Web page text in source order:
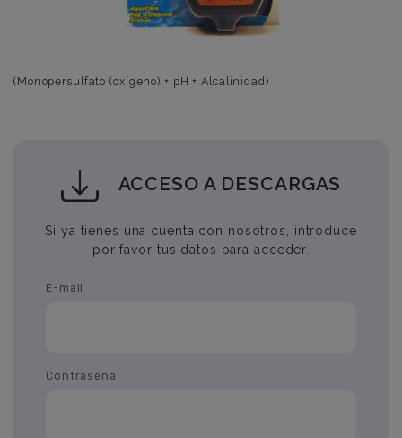
(Monopersulfato (oxígeno) + pH + Alcalinidad)
ACCESO A DESCARGAS
Si ya tienes una cuenta con nosotros, introduce
por favor tus datos para acceder.
E-mail
Contraseña